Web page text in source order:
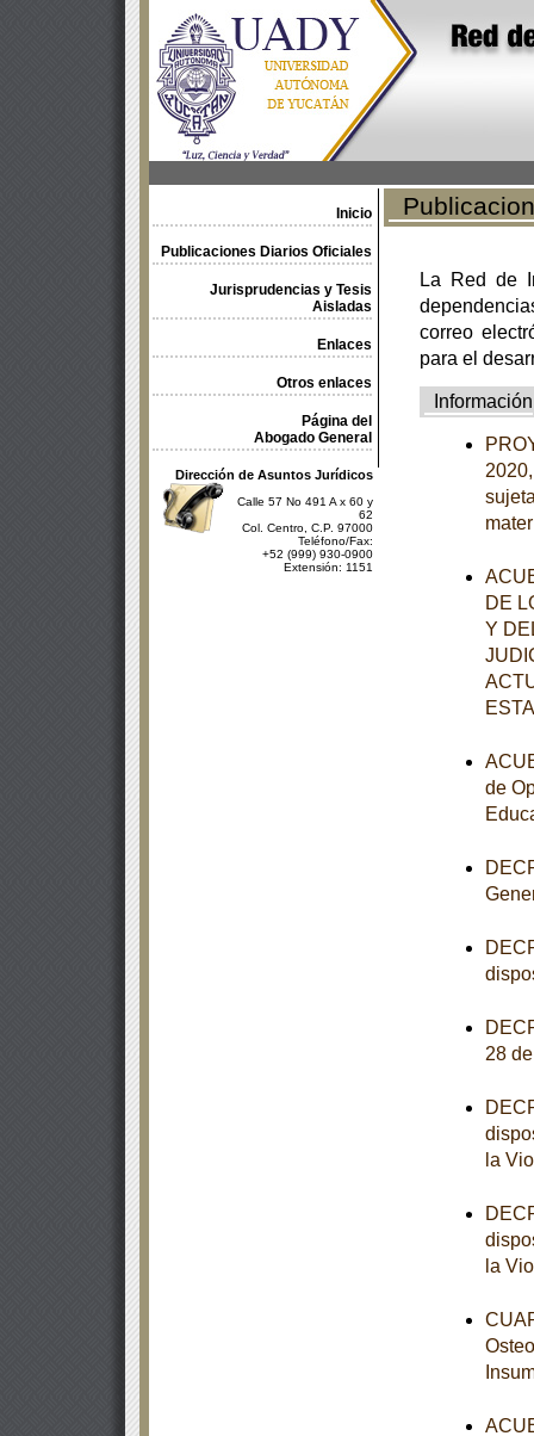
Inicio
Publicaciones Diarios Oficiales
Jurisprudencias y Tesis
Aisladas
Enlaces
Otros enlaces
Página del
Abogado General
Dirección de Asuntos Jurídicos
Calle 57 No 491 A x 60 y
62
Col. Centro, C.P. 97000
Teléfono/Fax:
+52 (999) 930-0900
Extensión: 1151
La Red de
correo
para el
Información
DE
Y
de
28
la
la